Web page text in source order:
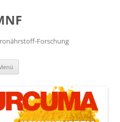
Forschung